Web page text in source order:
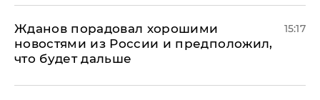
Жданов порадовал хорошими
новостями из России и предположил,
что будет дальше
15:17